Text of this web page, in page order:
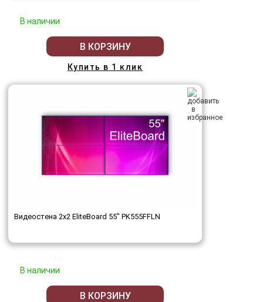
В наличии
В КОРЗИНУ
Купить в 1 клик
Видеостена 2x2 EliteBoard 55" PK555FFLN
В наличии
В КОРЗИНУ